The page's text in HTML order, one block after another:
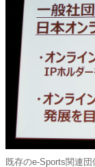
既存のe-Sports関連